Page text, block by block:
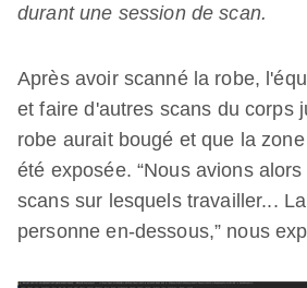
durant une session de scan.
Après avoir scanné la robe,
et faire d'autres scans du corps
robe aurait bougé et que la
été exposée. “Nous avions
scans sur lesquels travailler...
personne en-dessous,” nous